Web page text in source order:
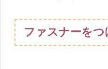
ファスナーをつ